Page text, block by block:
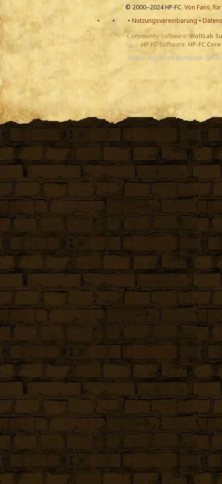
© 2000–2024 HP-FC. Von Fans,
•
• • Nutzungsvereinbarung•
Community-Software: WoltLab
HP-FC-Software: HP-FC Core
Draco Dormiens Nunquam